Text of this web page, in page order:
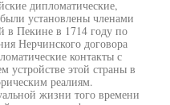
дипломатические,
установлены членами
в Пекине в 1714 году по
Нерчинского договора
контакты с
устройстве этой страны в
реалиям.
жизни того времени